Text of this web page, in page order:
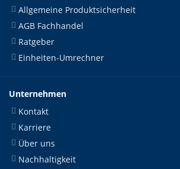
Allgemeine Produktsicherheit
AGB Fachhandel
Ratgeber
Einheiten-Umrechner
Unternehmen
Kontakt
Karriere
Über uns
Nachhaltigkeit